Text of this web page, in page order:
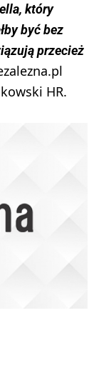
który
być bez
przecież
HR.